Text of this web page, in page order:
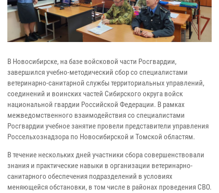
В Новосибирске, на базе войсковой части Росгвардии,
завершился учебно-методический сбор со специалистами
ветеринарно-санитарной службы территориальных управлений,
соединений и воинских частей Сибирского округа войск
национальной гвардии Российской Федерации. В рамках
межведомственного взаимодействия со специалистами
Росгвардии учебное занятие провели представители управления
Россельхознадзора по Новосибирской и Томской областям.
В течение нескольких дней участники сбора совершенствовали
знания и практические навыки в организации ветеринарно-
санитарного обеспечения подразделений в условиях
меняющейся обстановки, в том числе в районах проведения СВО.